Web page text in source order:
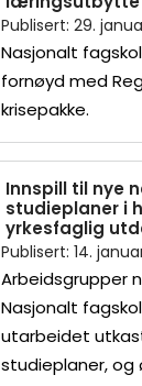
Publisert: 29.
Nasjonalt
fornøyd med
krisepakke.
Innspill til nye
studieplaner i
yrkesfaglig
Publisert: 14.
Arbeidsgrupper
Nasjonalt
utarbeidet
studieplaner, og